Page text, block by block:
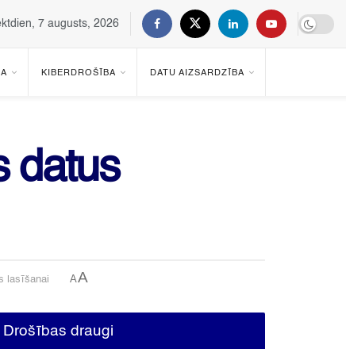
7 augusts, 2026
KIBERDROŠĪBA DATU AIZSARDZĪBA
datus
lasīšanai AA
Drošības draugi